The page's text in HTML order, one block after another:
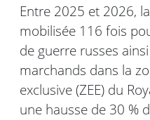
Entre 2025 et 2026,
mobilisée 116 fois
de guerre russes
marchands dans la
exclusive (ZEE) du
une hausse de 30 %